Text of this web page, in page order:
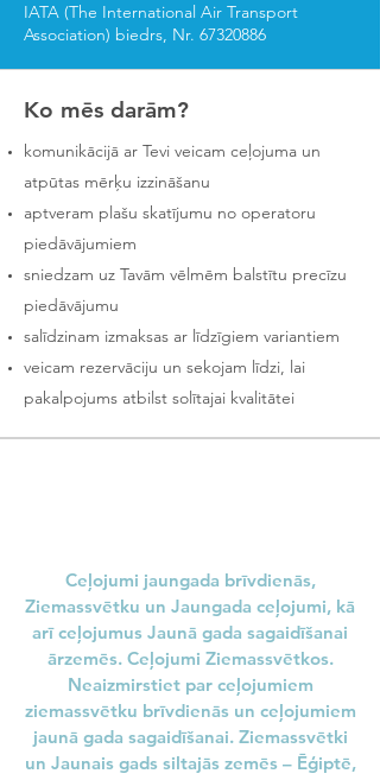
IATA (The International Air Transport
Association) biedrs, Nr. 67320886
Ko mēs darām?
komunikācijā ar Tevi veicam ceļojuma un
atpūtas mērķu izzināšanu
aptveram plašu skatījumu no operatoru
piedāvājumiem
sniedzam uz Tavām vēlmēm balstītu precīzu
piedāvājumu
salīdzinam izmaksas ar līdzīgiem variantiem
veicam rezervāciju un sekojam līdzi, lai
pakalpojums atbilst solītajai kvalitātei
Ceļojumi jaungada brīvdienās,
Ziemassvētku un Jaungada ceļojumi, kā
arī ceļojumus Jaunā gada sagaidīšanai
ārzemēs. Ceļojumi Ziemassvētkos.
Neaizmirstiet par ceļojumiem
ziemassvētku brīvdienās un ceļojumiem
jaunā gada sagaidīšanai. Ziemassvētki
un Jaunais gads siltajās zemēs – Ēģiptē,